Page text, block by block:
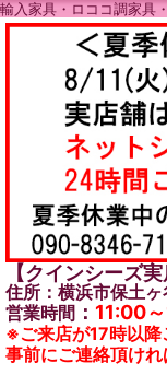
輸入家具・ロココ調家具
【クインシーズ実
住所：横浜市保土
営業時間 ： 11:00
※ご来店が17時以降
事前にご連絡頂けれ